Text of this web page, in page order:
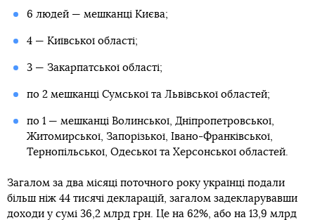
6 людей — мешканці Києва;
4 — Київської області;
3 — Закарпатської області;
по 2 мешканці Сумської та Львівської областей;
по 1 — мешканці Волинської, Дніпропетровської,
Житомирської, Запорізької, Івано-Франківської,
Тернопільської, Одеської та Херсонської областей.
Загалом за два місяці поточного року українці подали
більш ніж 44 тисячі декларацій, загалом задекларувавши
доходи у сумі 36,2 млрд грн. Це на 62%, або на 13,9 млрд